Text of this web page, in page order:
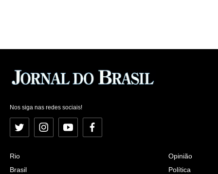
Nos siga nas redes sociais!
Twitter InstagramYouTubeFacebook
Rio
Brasil
Opinião
Política